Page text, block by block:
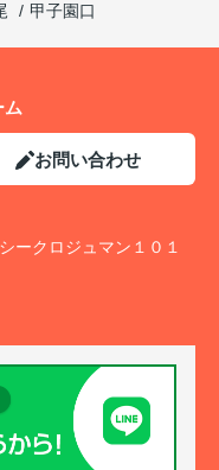
甲子園口
ム
お問い合わせ
ークロジュマン１０１